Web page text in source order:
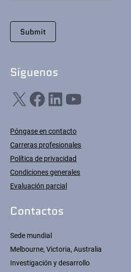
Síguenos
X Facebook LinkedIn YouTube
Póngase en contacto
Carreras profesionales
Política de privacidad
Condiciones generales
Evaluación parcial
Contactos
Sede mundial
Melbourne, Victoria, Australia
Investigación y desarrollo